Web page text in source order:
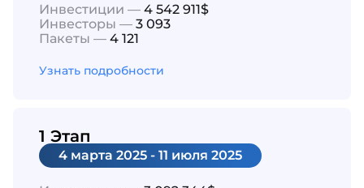
Инвестиции — 4 542 911$
Инвесторы — 3 093
Пакеты — 4 121
Узнать подробности
1 Этап
4 марта 2025 - 11 июля 2025